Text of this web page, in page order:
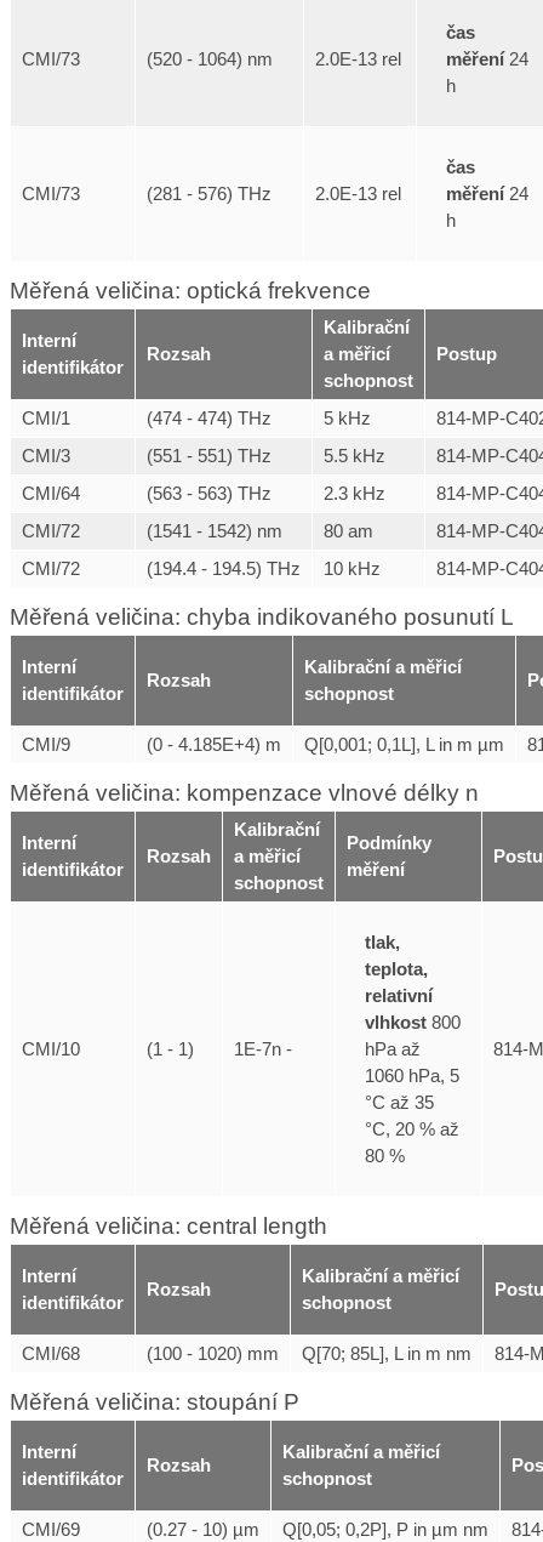
CMI/73 (520 - 1064) nm 2.0E-13 rel
čas
měření 24
h
CMI/73 (281 - 576) THz 2.0E-13 rel
čas
měření 24
h
Měřená veličina: optická frekvence
Interní
identifikátor
Rozsah
Kalibrační
a měřicí
schopnost
Postup
CMI/1 (474 - 474) THz 5 kHz
814-MP-
CMI/3
(551 - 551) THz 5.5 kHz
814-MP-
CMI/64
(563 - 563) THz 2.3 kHz
814-MP-
CMI/72
(1541 - 1542) nm 80 am
814-MP-
CMI/72
(194.4 - 194.5) THz 10 kHz 814-MP-
Měřená veličina: chyba indikovaného posunutí L
Interní
identifikátor
Rozsah
Kalibrační a měřicí
schopnost
CMI/9 (0 - 4.185E+4) m Q[0,001; 0,1L], L in m µm
Měřená veličina: kompenzace vlnové délky n
Interní
identifikátor
Rozsah
Kalibrační
a měřicí
schopnost
Podmínky
měření
CMI/10 (1 - 1) 1E-7n -
tlak,
teplota,
relativní
vlhkost 800
hPa až
1060 hPa, 5
°C až 35
°C, 20 % až
80 %
814-
Měřená veličina: central length
Interní
identifikátor
Rozsah
Kalibrační a měřicí
schopnost
CMI/68 (100 - 1020) mm Q[70; 85L], L in m nm 814-
Měřená veličina: stoupání P
Interní
identifikátor
Rozsah
Kalibrační a měřicí
schopnost
CMI/69 (0.27 - 10) µm Q[0,05; 0,2P], P in µm nm